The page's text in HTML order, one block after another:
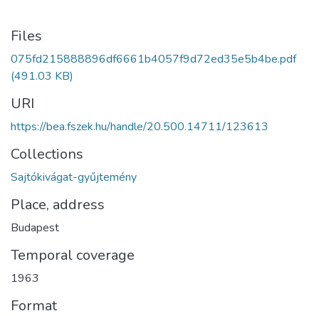
Files
075fd215888896df6661b4057f9d72ed35e5b4be.pdf
(491.03 KB)
URI
https://bea.fszek.hu/handle/20.500.14711/123613
Collections
Sajtókivágat-gyűjtemény
Place, address
Budapest
Temporal coverage
1963
Format